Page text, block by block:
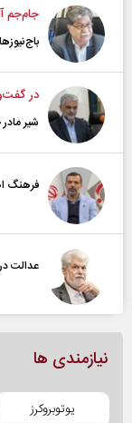
جام‌جم
در
شیر
فرهنگ
عدالت
نیازمندی ها
یوتوبروکرز